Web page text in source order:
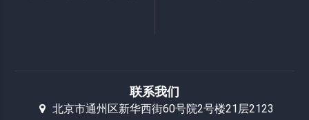
联系我们
北京市通州区新华西街60号院2号楼21层2123